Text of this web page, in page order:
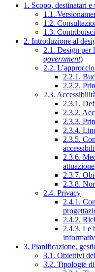
1. Scopo, destinatari
1.1.
1.2.
1.3.
2. Introduzione al
2.1. Design per
government)
2.2.
2.2.1.
2.2.2.
2.3. Accessibilità
2.3.1.
2.3.2.
2.3.3.
2.3.4.
2.3.5.
2.3.6.
attuazione
2.3.7.
2.3.8.
2.4. Privacy
2.4.1.
2.4.2.
2.4.3. Le
3. Pianificazione,
3.1. Obiettivi
3.2. Tipologie